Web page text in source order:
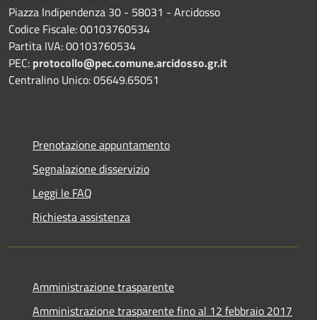
Piazza Indipendenza 30 - 58031 - Arcidosso
Codice Fiscale: 00103760534
Partita IVA: 00103760534
PEC: protocollo@pec.comune.arcidosso.gr.it
Centralino Unico: 05649.65051
Prenotazione appuntamento
Segnalazione disservizio
Leggi le FAQ
Richiesta assistenza
Amministrazione trasparente
Amministrazione trasparente fino al 12 febbraio 2017